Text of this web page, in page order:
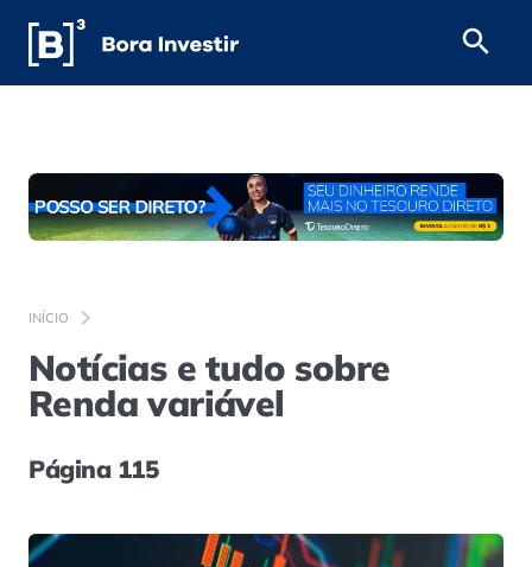
INÍCIO
Notícias e tudo sobre
Renda variável
Página 115